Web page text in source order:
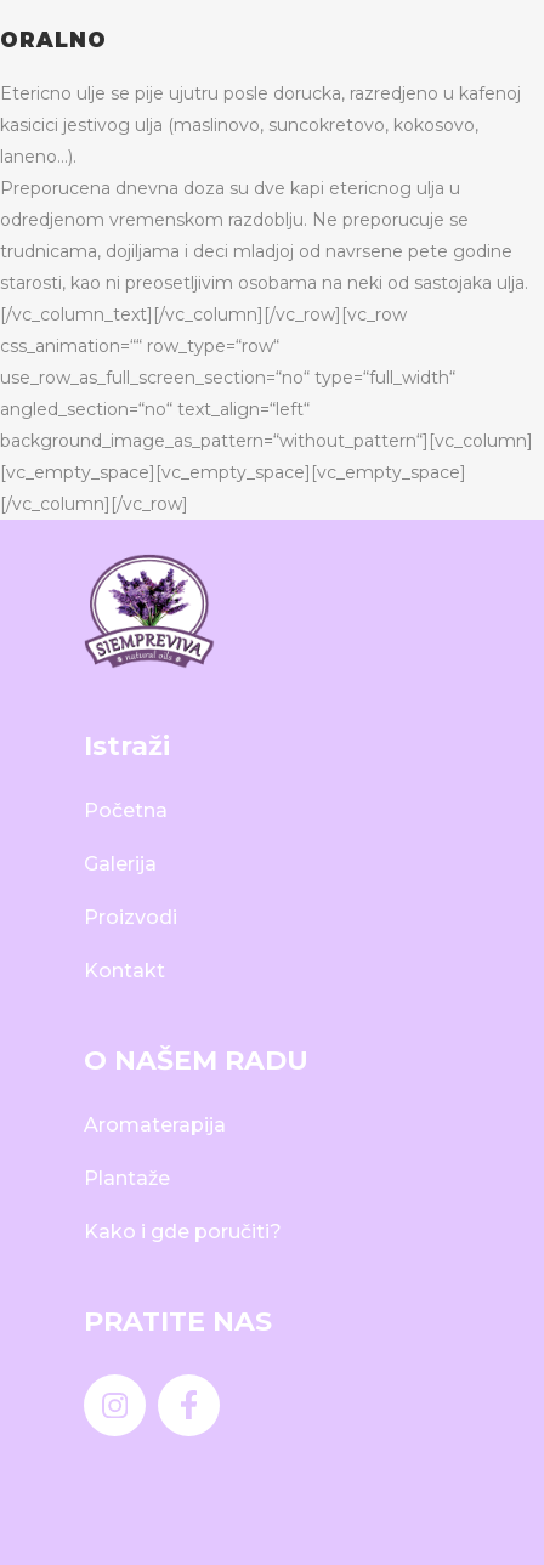
ORALNO
Etericno ulje se pije ujutru posle dorucka, razredjeno u kafenoj
kasicici jestivog ulja (maslinovo, suncokretovo, kokosovo,
laneno…).
Preporucena dnevna doza su dve kapi etericnog ulja u
odredjenom vremenskom razdoblju. Ne preporucuje se
trudnicama, dojiljama i deci mladjoj od navrsene pete godine
starosti, kao ni preosetljivim osobama na neki od sastojaka ulja.
[/vc_column_text][/vc_column][/vc_row][vc_row
css_animation=““ row_type=“row“
use_row_as_full_screen_section=“no“ type=“full_width“
angled_section=“no“ text_align=“left“
background_image_as_pattern=“without_pattern“][vc_column]
[vc_empty_space][vc_empty_space][vc_empty_space]
[/vc_column][/vc_row]
Istraži
Početna
Galerija
Proizvodi
Kontakt
O NAŠEM RADU
Aromaterapija
Plantaže
Kako i gde poručiti?
PRATITE NAS